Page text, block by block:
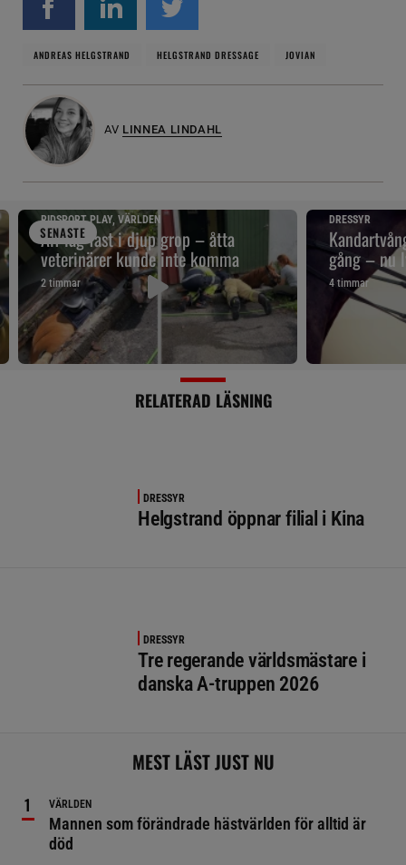
ANDREAS HELGSTRAND HELGSTRAND DRESSAGE JOVIAN
AV LINNEA LINDAHL
SENASTE
RIDSPORT PLAY, VÄRLDEN
Alf låg fast i djup grop – åtta
veterinärer kunde inte komma
2 timmar
DRESSYR
gång – nu
4 timmar
RELATERAD LÄSNING
DRESSYR
Helgstrand öppnar filial i Kina
DRESSYR
Tre regerande världsmästare i
danska A-truppen 2026
MEST LÄST JUST NU
VÄRLDEN
Mannen som förändrade hästvärlden för alltid är
död